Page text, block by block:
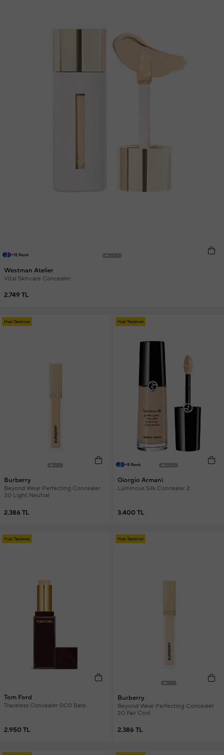
+15 Renk
Westman Atelier
Vital Skincare Concealer
2.749 TL
Hızlı Teslimat
Burberry
Beyond Wear Perfecting Concealer
30 Light Neutral
2.386 TL
Hızlı Teslimat
+8 Renk
Giorgio Armani
Luminous Silk Concealer 2
3.400 TL
Hızlı Teslimat
Tom Ford
Traceless Concealer 0C0 Bare
2.950 TL
Hızlı Teslimat
Burberry
Beyond Wear Perfecting Concealer
20 Fair Cool
2.386 TL